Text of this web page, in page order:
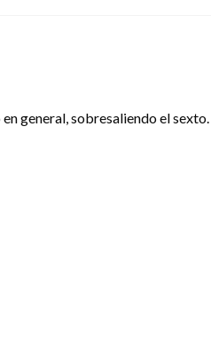
en general, sobresaliendo el sexto.